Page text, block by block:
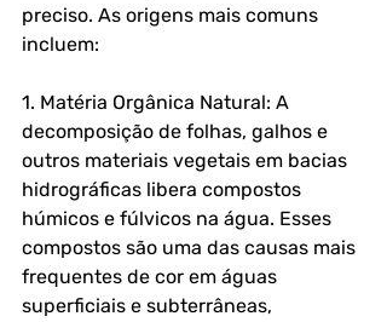
preciso. As origens mais comuns
incluem:
1. Matéria Orgânica Natural: A
decomposição de folhas, galhos e
outros materiais vegetais em bacias
hidrográficas libera compostos
húmicos e fúlvicos na água. Esses
compostos são uma das causas mais
frequentes de cor em águas
superficiais e subterrâneas,